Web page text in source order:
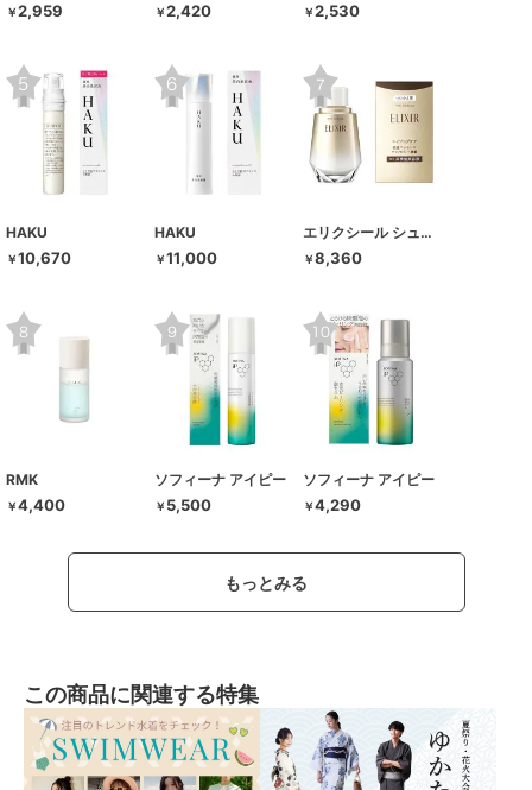
￥2,959 ￥2,420 ￥2,530
HAKU
￥10,670
HAKU
￥11,000
エリクシール シュペリエル
￥8,360
RMK
￥4,400
ソフィーナ アイピー
￥ 5,500
ソフィーナ アイピー
￥4,290
もっとみる
この商品に関連する特集